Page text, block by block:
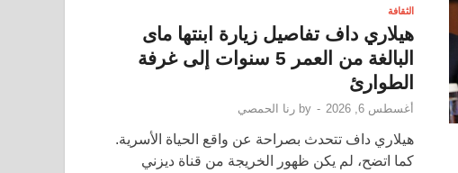
الثقافة
هيلاري داف تفاصيل زيارة ابنتها ماى
البالغة من العمر 5 سنوات إلى غرفة
الطوارئ
أغسطس 6, 2026 -
by رنا الحمصي
هيلاري داف تتحدث بصراحة عن واقع الحياة الأسرية.
كما اتضح، لم يكن ظهور الخريجة من قناة ديزني